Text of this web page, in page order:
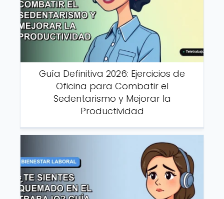
Guía Definitiva 2026: Ejercicios de
Oficina para Combatir el
Sedentarismo y Mejorar la
Productividad